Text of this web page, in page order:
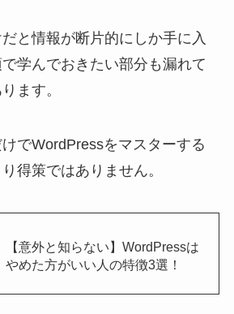
と情報が断片的にしか手に入
学んでおきたい部分も漏れて
ます。
でWordPressをマスターする
得策ではありません。
【意外と知らない】WordPressは
やめた方がいい人の特徴3選！